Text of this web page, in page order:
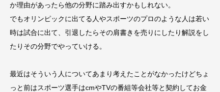
か理由があったら他の分野に踏み出すかもしれない。
でもオリンピックに出てる人やスポーツのプロのような人は若い
時は試合に出て、引退したらその肩書きを売りにしたり解説をし
たりその分野でやっていける。
最近はそういう人についてあまり考えたことがなかったけどちょ
っと前はスポーツ選手はcmやTVの番組等会社等と契約してお金